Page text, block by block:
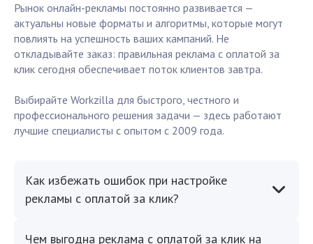
Рынок онлайн-рекламы постоянно развивается —
актуальны новые форматы и алгоритмы, которые могут
повлиять на успешность ваших кампаний. Не
откладывайте заказ: правильная реклама с оплатой за
клик сегодня обеспечивает поток клиентов завтра.
Выбирайте Workzilla для быстрого, честного и
профессионального решения задачи — здесь работают
лучшие специалисты с опытом с 2009 года.
Как избежать ошибок при настройке
рекламы с оплатой за клик?
Чем выгодна реклама с оплатой за клик на